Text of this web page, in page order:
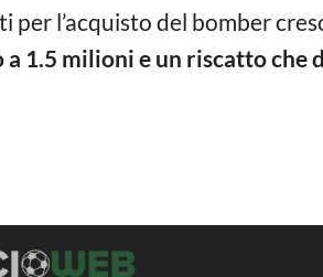
l’acquisto del bomber
1.5 milioni e un riscatto che